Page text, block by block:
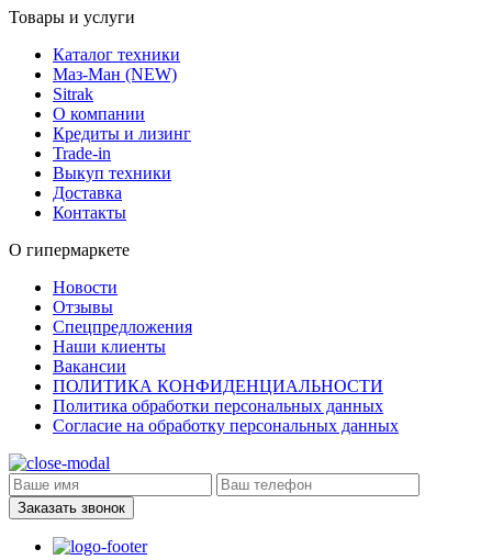
Товары и услуги
Каталог техники
Маз-Ман (NEW)
Sitrak
О компании
Кредиты и лизинг
Trade-in
Выкуп техники
Доставка
Контакты
О гипермаркете
Новости
Отзывы
Спецпредложения
Наши клиенты
Вакансии
ПОЛИТИКА КОНФИДЕНЦИАЛЬНОСТИ
Политика обработки персональных данных
Согласие на обработку персональных данных
Заказать звонок